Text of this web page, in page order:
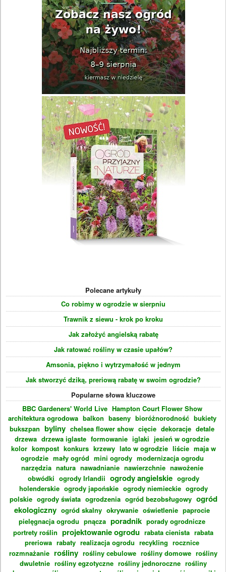
Polecane artykuły
Co robimy w ogrodzie w sierpniu
Trawnik z siewu - krok po kroku
Jak założyć angielską rabatę
Jak ratować rośliny w czasie upałów?
Amsonia, piękno i wytrzymałość w jednym
Jak stworzyć dziką, preriową rabatę w swoim ogrodzie?
Popularne słowa kluczowe
BBC Gardeners' World Live Hampton Court Flower Show
architektura ogrodowa balkon baseny bioróżnorodność bukiety
bukszpan byliny chelsea flower show cięcie dekoracje detale
drzewa drzewa iglaste formowanie iglaki jesień w ogrodzie
kolor kompost konkurs krzewy lato w ogrodzie liście maja w
ogrodzie mały ogród mini ogrody modernizacja ogrodu
narzędzia natura nawadnianie nawierzchnie nawożenie
obwódki ogrody Irlandii ogrody angielskie ogrody
holenderskie ogrody japońskie ogrody niemieckie ogrody
polskie ogrody świata ogrodzenia ogród bezobsługowy ogród
ekologiczny ogród skalny okrywanie oświetlenie paprocie
pielęgnacja ogrodu pnącza poradnik porady ogrodnicze
portrety roślin projektowanie ogrodu rabata cienista rabata
preriowa rabaty realizacja ogrodu recykling rocznice
rozmnażanie rośliny rośliny cebulowe rośliny domowe rośliny
dwuletnie rośliny egzotyczne rośliny jednoroczne rośliny